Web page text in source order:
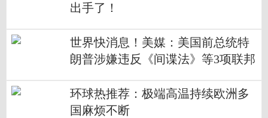
出手了！
世界快消息！美媒：美国前总统特
朗普涉嫌违反《间谍法》等3项联邦
环球热推荐：极端高温持续欧洲多
国麻烦不断